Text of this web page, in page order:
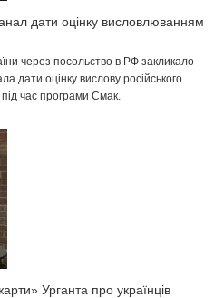
дати оцінку висловлюванням
через посольство в РФ закликало
дати оцінку вислову російського
під час програми Смак.
Урганта про українців